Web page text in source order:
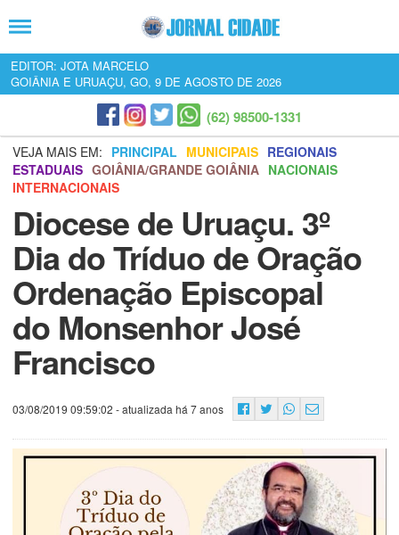
EDITOR: JOTA MARCELO
GOIÂNIA E URUAÇU, GO, 9 DE AGOSTO DE 2026
(62) 98500-1331
VEJA MAIS EM: PRINCIPAL MUNICIPAIS REGIONAIS
ESTADUAIS GOIÂNIA/GRANDE GOIÂNIA NACIONAIS
INTERNACIONAIS
Diocese de Uruaçu. 3º
Dia do Tríduo de Oração
Ordenação Episcopal
do Monsenhor José
Francisco
03/08/2019 09:59:02 - atualizada há 7 anos